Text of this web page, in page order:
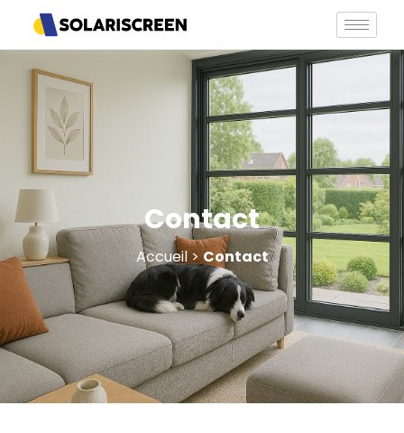
Contact
Accueil>Contact